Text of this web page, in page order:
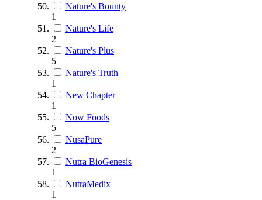
Nature's Bounty
1
Nature's Life
2
Nature's Plus
5
Nature's Truth
1
New Chapter
1
Now Foods
5
NusaPure
2
Nutra BioGenesis
1
NutraMedix
1